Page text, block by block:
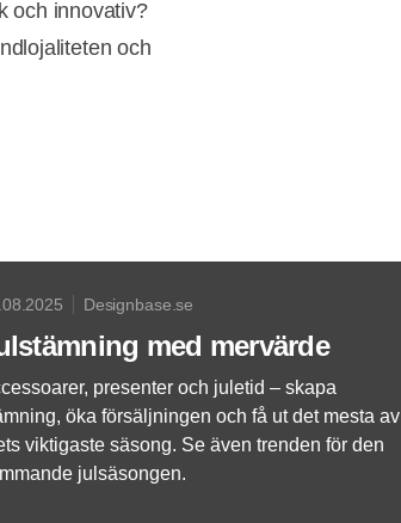
och innovativ?
och
Designbase.se
med mervärde
presenter och juletid – skapa
öka försäljningen och få ut det mesta av
viktigaste säsong. Se även trenden för den
julsäsongen.